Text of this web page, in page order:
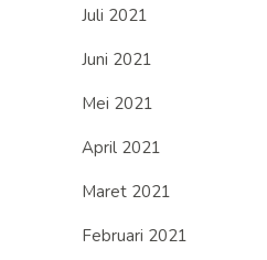
Juli 2021
Juni 2021
Mei 2021
April 2021
Maret 2021
Februari 2021